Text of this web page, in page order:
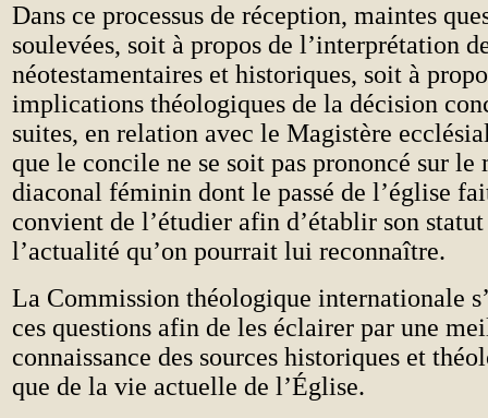
Dans ce processus de réception, maintes
soulevées, soit à propos de l’interprétation
néotestamentaires et historiques, soit à
implications théologiques de la décision
suites, en relation avec le Magistère
que le concile ne se soit pas prononcé sur le
diaconal féminin dont le passé de l’église
convient de l’étudier afin d’établir son
l’actualité qu’on pourrait lui reconnaître.
La Commission théologique internationale
ces questions afin de les éclairer par une
connaissance des sources historiques et
que de la vie actuelle de l’Église.